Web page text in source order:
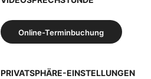
Online-Terminbuchung
PRIVATSPHÄRE-EINSTELLUNGEN